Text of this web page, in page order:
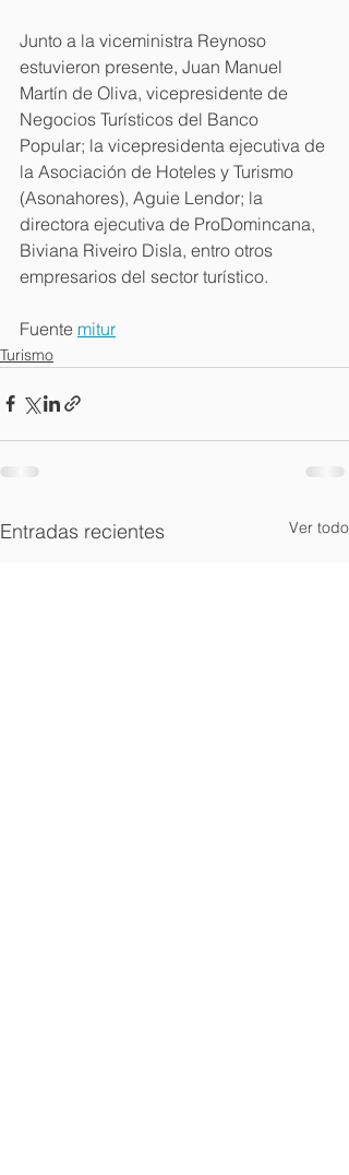
Junto a la viceministra Reynoso
estuvieron presente, Juan Manuel
Martín de Oliva, vicepresidente de
Negocios Turísticos del Banco
Popular; la vicepresidenta ejecutiva de
la Asociación de Hoteles y Turismo
(Asonahores), Aguie Lendor; la
directora ejecutiva de ProDomincana,
Biviana Riveiro Disla, entro otros
empresarios del sector turístico.
Fuente mitur
Turismo
Entradas recientes Ver todo